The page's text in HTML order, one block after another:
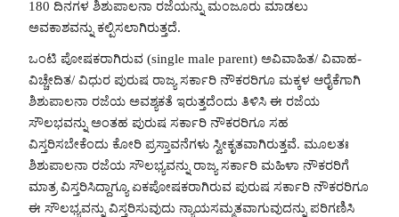
180 ದಿನಗಳ ಶಿಶುಪಾಲನಾ ರಜೆಯನ್ನು ಮಂಜೂರು ಮಾಡಲು
ಅವಕಾಶವನ್ನು ಕಲ್ಪಿಸಲಾಗಿರುತ್ತದೆ.
ಒಂಟಿ ಪೋಷಕರಾಗಿರುವ (single male parent) ಅವಿವಾಹಿತ/ ವಿವಾಹ-
ವಿಚ್ಚೇದಿತ/ ವಿಧುರ ಪುರುಷ ರಾಜ್ಯ ಸರ್ಕಾರಿ ನೌಕರರಿಗೂ ಮಕ್ಕಳ ಆರೈಕೆಗಾಗಿ
ಶಿಶುಪಾಲನಾ ರಜೆಯ ಅವಶ್ಯಕತೆ ಇರುತ್ತದೆಂದು ತಿಳಿಸಿ ಈ ರಜೆಯ
ಸೌಲಭವನ್ನು ಅಂತಹ ಪುರುಷ ಸರ್ಕಾರಿ ನೌಕರರಿಗೂ ಸಹ
ವಿಸ್ತರಿಸಬೇಕೆಂದು ಕೋರಿ ಪ್ರಸ್ತಾವನೆಗಳು ಸ್ವೀಕೃತವಾಗಿರುತ್ತವೆ. ಮೂಲತಃ
ಶಿಶುಪಾಲನಾ ರಜೆಯ ಸೌಲಭ್ಯವನ್ನು ರಾಜ್ಯ ಸರ್ಕಾರಿ ಮಹಿಳಾ ನೌಕರರಿಗೆ
ಮಾತ್ರ ವಿಸ್ತರಿಸಿದ್ದಾಗ್ಯೂ ಏಕಪೋಷಕರಾಗಿರುವ ಪುರುಷ ಸರ್ಕಾರಿ ನೌಕರರಿಗೂ
ಈ ಸೌಲಭ್ಯವನ್ನು ವಿಸ್ತರಿಸುವುದು ನ್ಯಾಯಸಮ್ಮತವಾಗುವುದನ್ನು ಪರಿಗಣಿಸಿ